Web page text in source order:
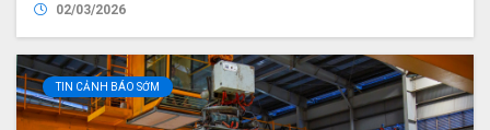
02/03/2026
TIN CẢNH BÁO SỚM